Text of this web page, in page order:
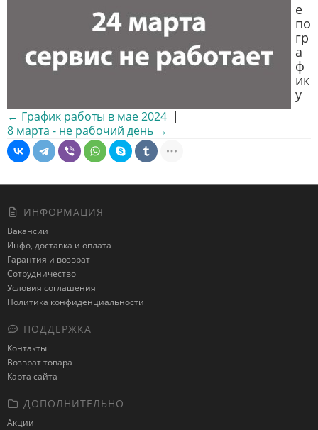
е
по
гр
а
ф
ик
у
← График работы в мае 2024 |
8 марта - не рабочий день →
ИНФОРМАЦИЯ
Вакансии
Инфо, доставка и оплата
Гарантия и возврат
Сотрудничество
Условия соглашения
Политика конфиденциальности
ПОДДЕРЖКА
Контакты
Возврат товара
Карта сайта
ДОПОЛНИТЕЛЬНО
Акции